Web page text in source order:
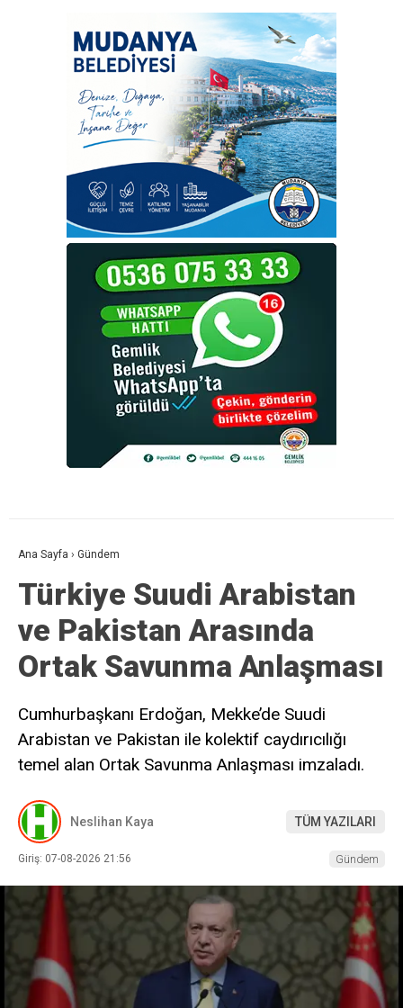
Ana Sayfa › Gündem
Türkiye Suudi Arabistan
ve Pakistan Arasında
Ortak Savunma Anlaşması
Cumhurbaşkanı Erdoğan, Mekke’de Suudi
Arabistan ve Pakistan ile kolektif caydırıcılığı
temel alan Ortak Savunma Anlaşması imzaladı.
Neslihan Kaya TÜM YAZILARI
Giriş: 07-08-2026 21:56 Gündem